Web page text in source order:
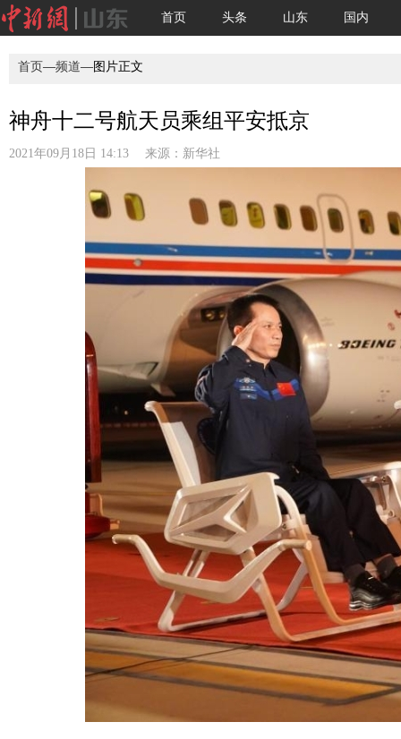
首页 头条 山东 国内
首页—频道—图片正文
神舟十二号航天员乘组平安抵京
2021年09月18日 14:13 来源： 新华社